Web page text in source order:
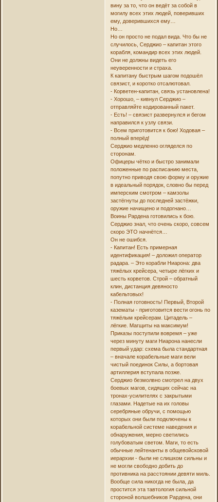
вину за то, что он ведёт за собой в
могилу всех этих людей, поверивших
ему, доверившихся ему…
Но…
Но он просто не подал вида. Что бы не
случилось, Серджио – капитан этого
корабля, командир всех этих людей.
Они не должны видеть его
неуверенности и страха.
К капитану быстрым шагом подошёл
связист, и коротко отсалютовал.
- Корветен-капитан, связь установлена!
- Хорошо, – кивнул Серджио –
отправляйте кодированный пакет.
- Есть! – связист развернулся и бегом
направился к узлу связи.
- Всем приготовится к бою! Ходовая –
полный вперёд!
Серджио медленно огляделся по
сторонам.
Офицеры чётко и быстро занимали
положенные по расписанию места,
попутно приводя свою форму и оружие
в идеальный порядок, словно бы перед
имперским смотром – камзолы
застёгнуты до последней застёжки,
оружие начищено и подогнано…
Воины Рардена готовились к бою.
Серджио знал, что очень скоро, совсем
скоро ЭТО начнётся…
Он не ошибся.
- Капитан! Есть примерная
идентификация! – доложил оператор
радара. – Это корабли Ниарона: два
тяжёлых крейсера, четыре лёгких и
шесть корветов. Строй – обратный
клин, дистанция девяносто
кабельтовых!
- Полная готовность! Первый, Второй
казематы - приготовится вести огонь по
тяжёлым крейсерам. Цитадель –
лёгкие. Магщиты на максимум!
Приказы поступили вовремя – уже
через минуту маги Ниарона нанесли
первый удар: схема была стандартная
– вначале корабельные маги вели
чистый поединок Силы, а бортовая
артиллерия вступала позже.
Серджио безмолвно смотрел на двух
боевых магов, сидящих сейчас на
тронах-усилителях с закрытыми
глазами. Надетые на их головы
серебряные обручи, с помощью
которых они были подключены к
корабельной системе наведения и
обнаружения, мерно светились
голубоватым светом. Маги, то есть
обычные лейтенанты в общевойсковой
иерархии - были не слишком сильны и
не могли свободно добить до
противника на расстоянии девяти миль.
Вообще сила никогда не была, да
простится эта тавтология сильной
стороной волшебников Рардена, они